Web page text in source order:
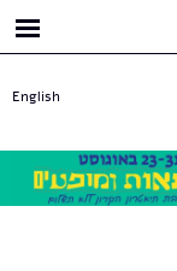
English